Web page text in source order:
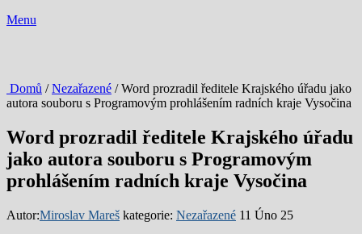
Menu
Domů /Nezařazené / Word prozradil ředitele Krajského úřadu jako
autora souboru s Programovým prohlášením radních kraje Vysočina
Word prozradil ředitele Krajského úřadu
jako autora souboru s Programovým
prohlášením radních kraje Vysočina
Autor:Miroslav Mareš kategorie: Nezařazené 11 Úno 25